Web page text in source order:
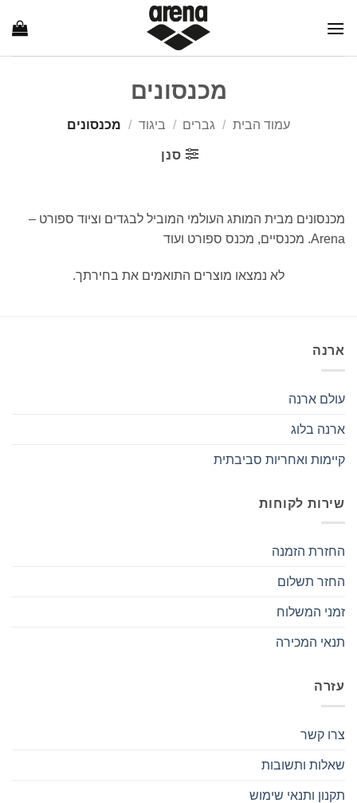
מכנסונים
עמוד הבית / גברים / ביגוד / מכנסונים
סנן
מכנסונים מבית המותג העולמי המוביל לבגדים וציוד ספורט –
Arena. מכנסיים, מכנס ספורט ועוד
לא נמצאו מוצרים התואמים את בחירתך.
ארנה
עולם ארנה
ארנה בלוג
קיימות ואחריות סביבתית
שירות לקוחות
החזרת הזמנה
החזר תשלום
זמני המשלוח
תנאי המכירה
עזרה
צרו קשר
שאלות ותשובות
תקנון ותנאי שימוש